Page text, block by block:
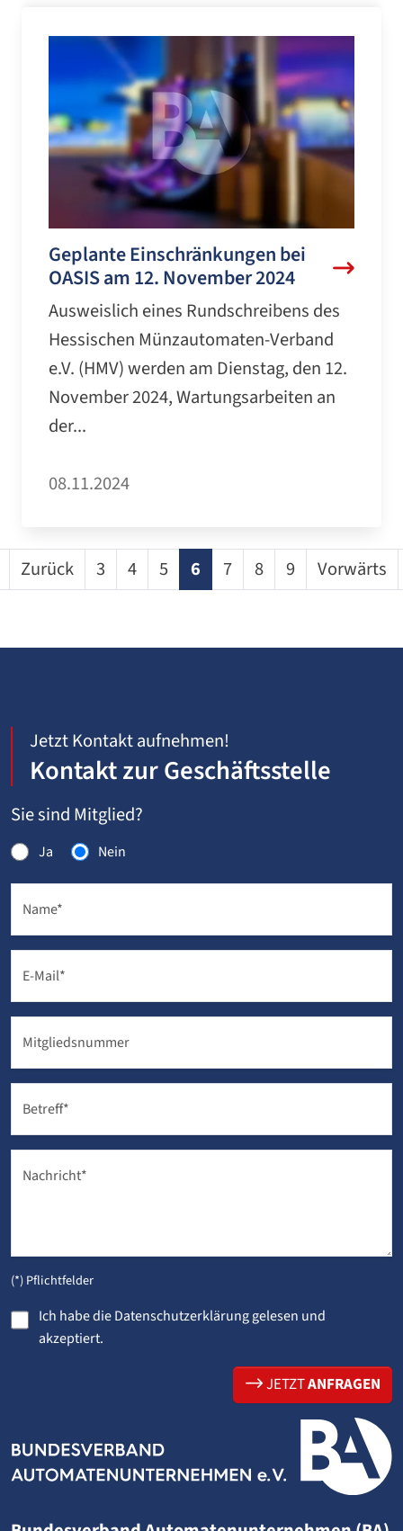
Geplante Einschränkungen bei
OASIS am 12. November 2024
Ausweislich eines Rundschreibens des
Hessischen Münzautomaten-Verband
e.V. (HMV) werden am Dienstag, den 12.
November 2024, Wartungsarbeiten an
der...
08.11.2024
Zurück 3 4 5 6 7 8 9 Vorwärts
Jetzt Kontakt aufnehmen!
Kontakt zur Geschäftsstelle
Sie sind Mitglied?
Ja Nein
Name*
E-Mail*
Mitgliedsnummer
Betreff*
Nachricht*
(*) Pflichtfelder
Ich habe dieDatenschutzerklärunggelesen und
akzeptiert.
JETZTANFRAGEN